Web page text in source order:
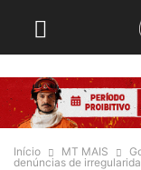
Início MT MAIS
denúncias de